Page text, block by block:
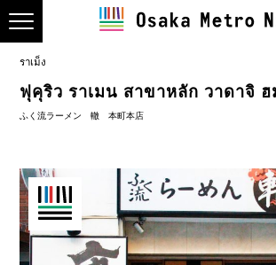
ราเม็ง
ฟุคุริว ราเมน สาขาหลัก วาดาจิ
ふく流ラーメン 轍 本町本店